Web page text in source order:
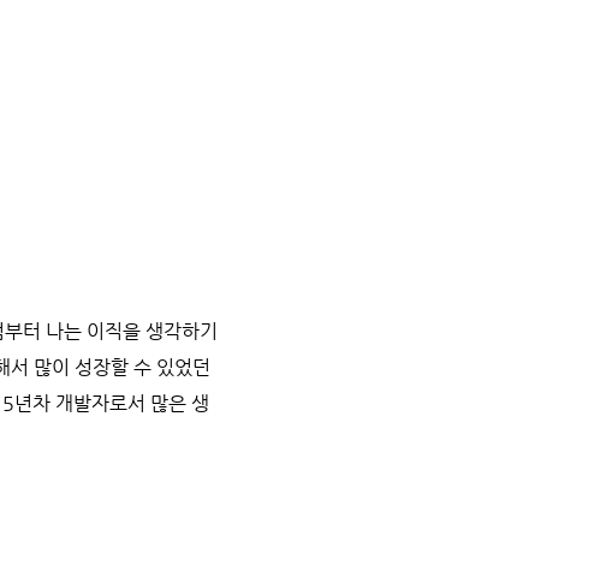
터 나는 이직을 생각하기
서 많이 성장할 수 있었던
년차 개발자로서 많은 생